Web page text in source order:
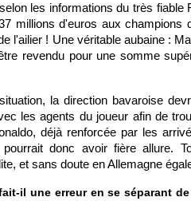
les informations du très fiable
millions d'euros aux champions
l'ailier ! Une véritable aubaine :
revendu pour une somme
la direction bavaroise
les agents du joueur afin de
déjà renforcée par les
donc avoir fière allure.
et sans doute en Allemagne
il une erreur en se séparant